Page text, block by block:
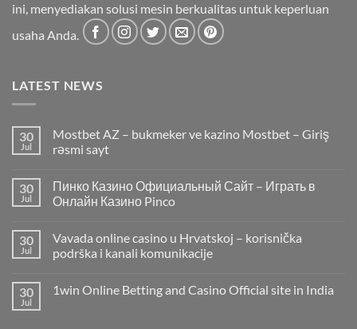
ini, menyediakan solusi mesin berkualitas untuk keperluan
usaha Anda.
LATEST NEWS
30
Jul
Mostbet AZ – bukmeker ve kazino Mostbet – Giriş
rəsmi sayt
30
Jul
Пинко Казино Официальный Сайт – Играть в
Онлайн Казино Pinco
30
Jul
Vavada online casino u Hrvatskoj – korisnička
podrška i kanali komunikacije
30
Jul
1win Online Betting and Casino Official site in India